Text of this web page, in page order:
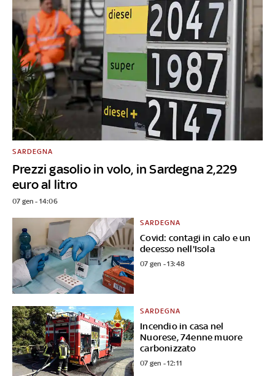
Prezzi gasolio in volo, in Sardegna 2,229
euro al litro
SARDEGNA
07 gen - 14:06
Covid: contagi in calo e un
decesso nell'Isola
SARDEGNA
07 gen - 13:48
Incendio in casa nel
Nuorese, 74enne muore
carbonizzato
SARDEGNA
07 gen - 12:11